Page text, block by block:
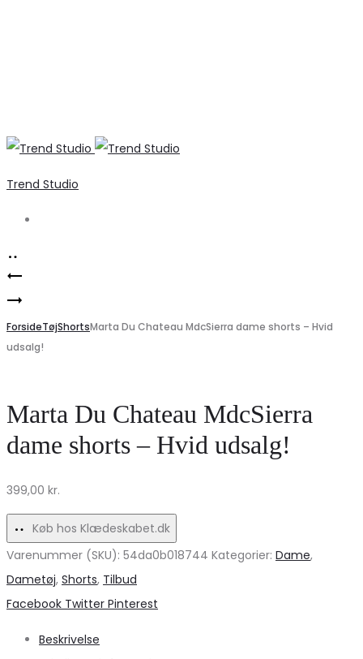
Trend Studio
Product
navigation
nederdel
fra
Ideel
til
og
fest!
Vero
Moda
VMLINE
Stil
og
til
Anledninger
ForsideTøjShortsMarta Du Chateau MdcSierra dame shorts – Hvid
udsalg!
Marta Du Chateau MdcSierra
dame shorts – Hvid udsalg!
399,00 kr.
Køb hos Klædeskabet.dk
Varenummer (SKU): 54da0b018744 Kategorier: Dame,
Dametøj, Shorts, Tilbud
Share
Facebook Twitter Pinterest
Beskrivelse